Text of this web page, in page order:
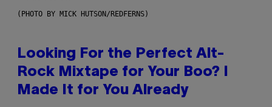
(PHOTO BY MICK HUTSON/REDFERNS)
Looking For the Perfect Alt-
Rock Mixtape for Your Boo? I
Made It for You Already